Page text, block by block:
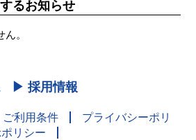
るお知らせ
。
▶ 採用情報
ご利用条件
プライバシーポリ
リシー